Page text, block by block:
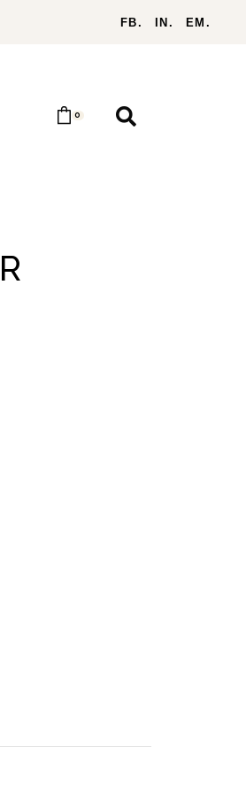
FB. IN. EM.
0